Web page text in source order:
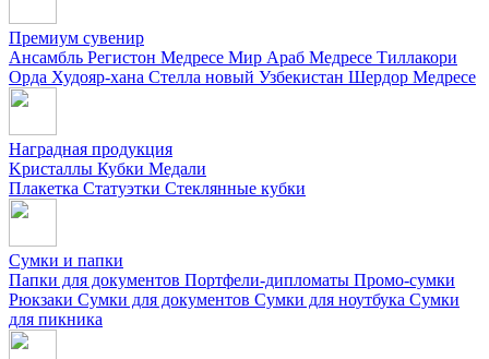
Премиум сувенир
Ансамбль Регистон Медресе Мир Араб Медресе Тиллакори
Орда Худояр-хана Стелла новый Узбекистан Шердор Медресе
Наградная продукция
Kристаллы Кубки Медали
Плакетка Статуэтки Стеклянные кубки
Сумки и папки
Папки для документов Портфели-дипломаты Промо-сумки
Рюкзаки Сумки для документов Сумки для ноутбука Сумки
для пикника